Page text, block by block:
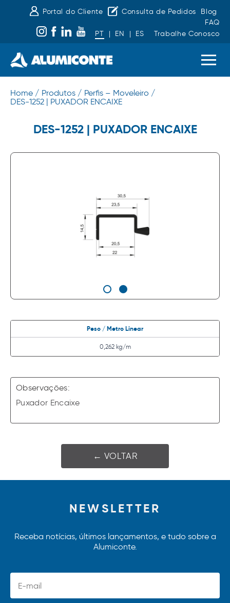
Portal do Cliente Consulta de Pedidos
Blog
FAQ
PT
| EN | ES Trabalhe Conosco
Home / Produtos / Perfis – Moveleiro /
DES-1252 | PUXADOR ENCAIXE
DES-1252 | PUXADOR ENCAIXE
Peso / Metro Linear
0,262 kg/m
Observações:
Puxador Encaixe
← VOLTAR
NEWSLETTER
Receba notícias, últimos lançamentos, e tudo sobre a
Alumiconte.